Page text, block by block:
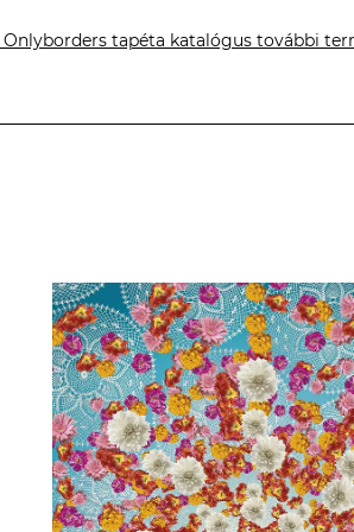
Onlyborders tapéta katalógus további